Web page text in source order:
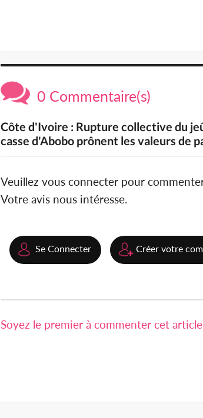
0 Commentaire(s)
Côte d'Ivoire : Rupture collective du
casse d'Abobo prônent les valeurs de
Veuillez vous connecter pour
Votre avis nous intéresse.
Se Connecter Créer votre
Soyez le premier à commenter cet article